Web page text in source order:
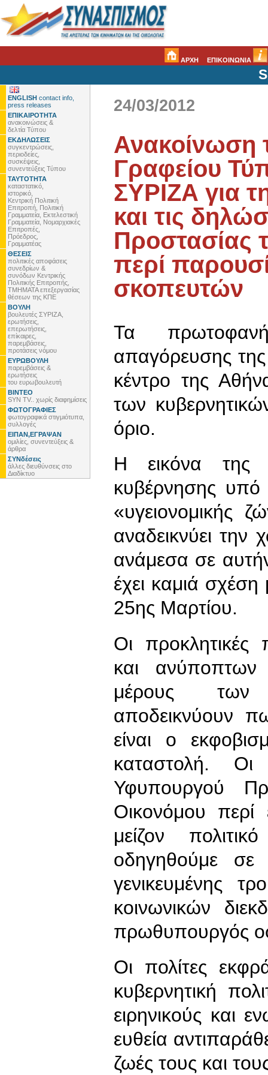
ΑΡΧΗ ΕΠΙΚΟΙΝΩΝΙΑ
ENGLISH contact info,
press releases
ΕΠΙΚΑΙΡΟΤΗΤΑ
ανακοινώσεις &
δελτία Τύπου
ΕΚΔΗΛΩΣΕΙΣ
συγκεντρώσεις,
περιοδείες,
συσκέψεις,
συνεντεύξεις Τύπου
ΤΑΥΤΟΤΗΤΑ
καταστατικό,
ιστορικό,
Κεντρική Πολιτική
Επιτροπή, Πολιτική
Γραμματεία, Εκτελεστική
Γραμματεία, Νομαρχιακές
Επιτροπές,
Πρόεδρος,
Γραμματέας
ΘΕΣΕΙΣ
πολιτικές αποφάσεις
συνεδρίων &
συνόδων Κεντρικής
Πολιτικής Επιτροπής,
ΤΜΗΜΑΤΑ επεξεργασίας
θέσεων της ΚΠΕ
ΒΟΥΛΗ
βουλευτές ΣΥΡΙΖΑ,
ερωτήσεις,
επερωτήσεις,
επίκαιρες,
παρεμβάσεις,
προτάσεις νόμου
ΕΥΡΩΒΟΥΛΗ
παρεμβάσεις &
ερωτήσεις
του ευρωβουλευτή
ΒΙΝΤΕΟ
SYN TV.. χωρίς διαφημίσεις
ΦΩΤΟΓΡΑΦΙΕΣ
φωτογραφικά στιγμιότυπα,
συλλογές
ΕΙΠΑΝ,ΕΓΡΑΨΑΝ
ομιλίες, συνεντεύξεις &
άρθρα
ΣΥΝδέσεις
άλλες διευθύνσεις στο
Διαδίκτυο
24/03/2012
Ανακοίνωση
Γραφείου
ΣΥΡΙΖΑ για
και τις
Προστασίας
περί
σκοπευτών
Τα
απαγόρευσης
κέντρο της
των
όριο.
Η εικόνα της
κυβέρνησης υπό
«υγειονομικής
αναδεικνύει
ανάμεσα σε
έχει καμιά
25ης Μαρτίου.
Οι
και ανύποπτων
μέρους των
αποδεικνύουν
είναι ο
καταστολή. Οι
Υφυπουργού
Οικονόμου περί
μείζον
οδηγηθούμε
γενικευμένης
κοινωνικών
πρωθυπουργός
Οι πολίτες
κυβερνητική
ειρηνικούς και
ευθεία
ζωές τους και